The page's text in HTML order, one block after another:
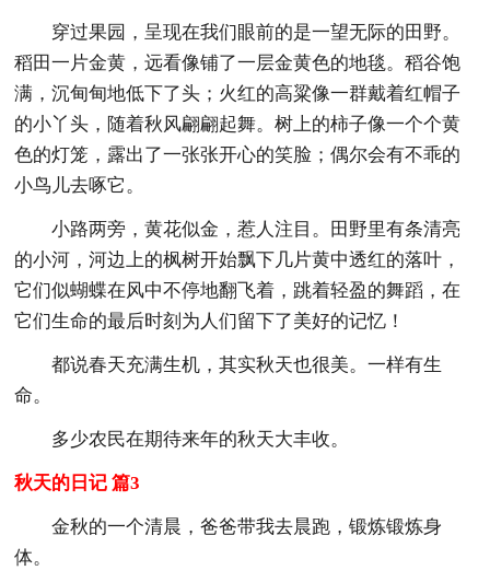
穿过果园，呈现在我们眼前的是一望无际的田野。
稻田一片金黄，远看像铺了一层金黄色的地毯。稻谷饱
满，沉甸甸地低下了头；火红的高粱像一群戴着红帽子
的小丫头，随着秋风翩翩起舞。树上的柿子像一个个黄
色的灯笼，露出了一张张开心的笑脸；偶尔会有不乖的
小鸟儿去啄它。
小路两旁，黄花似金，惹人注目。田野里有条清亮
的小河，河边上的枫树开始飘下几片黄中透红的落叶，
它们似蝴蝶在风中不停地翻飞着，跳着轻盈的舞蹈，在
它们生命的最后时刻为人们留下了美好的记忆！
都说春天充满生机，其实秋天也很美。一样有生
命。
多少农民在期待来年的秋天大丰收。
秋天的日记 篇3
金秋的一个清晨，爸爸带我去晨跑，锻炼锻炼身
体。